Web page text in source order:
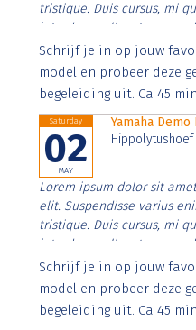
tristique. Duis cursus, mi
interdum nulla, ut
Aenean faucibus nibh et
imperdiet. Nunc ut sem
Schrijf je in op jouw
model en probeer deze
begeleiding uit. Ca 45
Saturday
02
MAY
Yamaha Demo
Hippolytushoef
Lorem ipsum dolor sit
elit. Suspendisse varius
tristique. Duis cursus, mi
interdum nulla, ut
Aenean faucibus nibh et
imperdiet. Nunc ut sem
Schrijf je in op jouw
model en probeer deze
begeleiding uit. Ca 45